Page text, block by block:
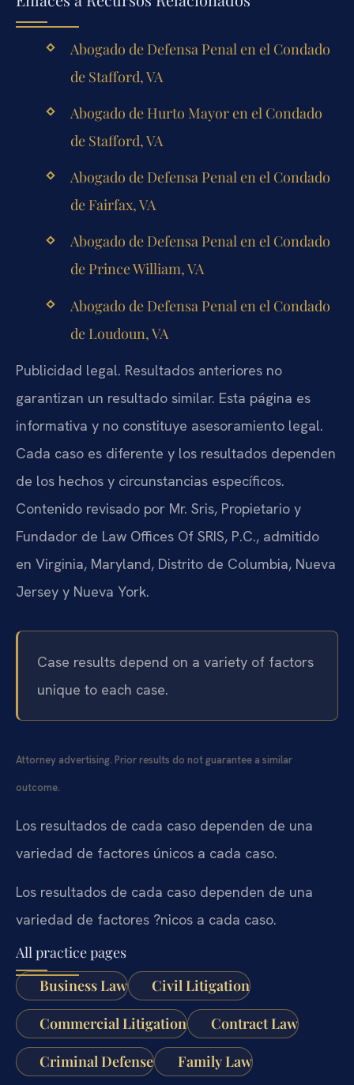
Abogado de Defensa Penal en el Condado
de Stafford, VA
Abogado de Hurto Mayor en el Condado
de Stafford, VA
Abogado de Defensa Penal en el Condado
de Fairfax, VA
Abogado de Defensa Penal en el Condado
de Prince William, VA
Abogado de Defensa Penal en el Condado
de Loudoun, VA
Publicidad legal. Resultados anteriores no
garantizan un resultado similar. Esta página es
informativa y no constituye asesoramiento legal.
Cada caso es diferente y los resultados dependen
de los hechos y circunstancias específicos.
Contenido revisado por Mr. Sris, Propietario y
Fundador de Law Offices Of SRIS, P.C., admitido
en Virginia, Maryland, Distrito de Columbia, Nueva
Jersey y Nueva York.
Case results depend on a variety of factors
unique to each case.
Attorney advertising. Prior results do not guarantee a similar
outcome.
Los resultados de cada caso dependen de una
variedad de factores únicos a cada caso.
Los resultados de cada caso dependen de una
variedad de factores ?nicos a cada caso.
All practice pages
Business Law
Civil Litigation
Commercial Litigation Contract Law
Criminal Defense Family Law